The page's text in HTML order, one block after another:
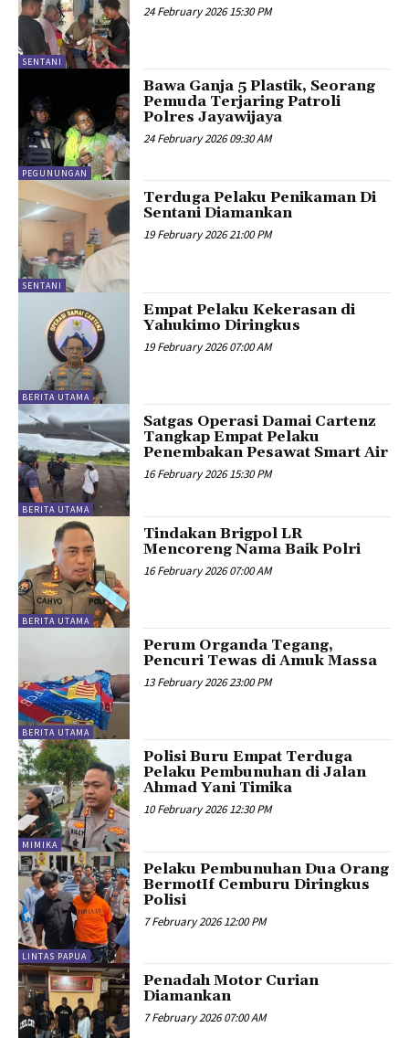
SENTANI
24 February 2026 15:30 PM
PEGUNUNGAN
Bawa Ganja 5 Plastik, Seorang
Pemuda Terjaring Patroli
Polres Jayawijaya
24 February 2026 09:30 AM
SENTANI
Terduga Pelaku Penikaman Di
Sentani Diamankan
19 February 2026 21:00 PM
BERITA UTAMA
Empat Pelaku Kekerasan di
Yahukimo Diringkus
19 February 2026 07:00 AM
BERITA UTAMA
Satgas Operasi Damai Cartenz
Tangkap Empat Pelaku
Penembakan Pesawat Smart Air
16 February 2026 15:30 PM
BERITA UTAMA
Tindakan Brigpol LR
Mencoreng Nama Baik Polri
16 February 2026 07:00 AM
BERITA UTAMA
Perum Organda Tegang,
Pencuri Tewas di Amuk Massa
13 February 2026 23:00 PM
MIMIKA
Polisi Buru Empat Terduga
Pelaku Pembunuhan di Jalan
Ahmad Yani Timika
10 February 2026 12:30 PM
LINTAS PAPUA
Pelaku Pembunuhan Dua Orang
BermotIf Cemburu Diringkus
Polisi
7 February 2026 12:00 PM
Penadah Motor Curian
Diamankan
7 February 2026 07:00 AM